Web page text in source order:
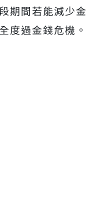
期間若能減少金
度過金錢危機。